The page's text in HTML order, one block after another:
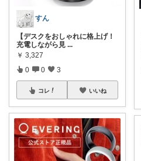
すん
【デスクをおしゃれに格上げ！
充電しながら見 ...
￥ 3,327
0 0 3
コレ いいね